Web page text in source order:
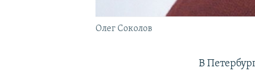
Олег Соколов
В